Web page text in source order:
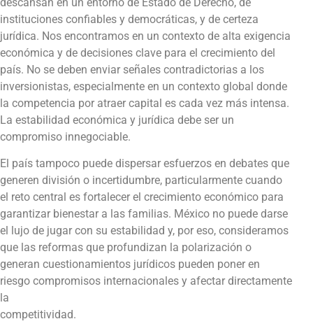
instituciones confiables y democráticas, y de certeza
jurídica. Nos encontramos en un contexto de alta exigencia
económica y de decisiones clave para el crecimiento del
país. No se deben enviar señales contradictorias a los
inversionistas, especialmente en un contexto global donde
la competencia por atraer capital es cada vez más intensa.
La estabilidad económica y jurídica debe ser un
compromiso innegociable.
El país tampoco puede dispersar esfuerzos en debates que
generen división o incertidumbre, particularmente cuando
el reto central es fortalecer el crecimiento económico para
garantizar bienestar a las familias. México no puede darse
el lujo de jugar con su estabilidad y, por eso, consideramos
que las reformas que profundizan la polarización o
generan cuestionamientos jurídicos pueden poner en
riesgo compromisos internacionales y afectar directamente
la
competitividad.